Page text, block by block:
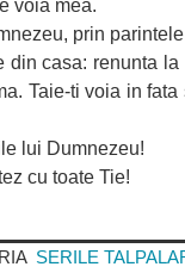
voia mea.
prin
din casa: renunta
Taie-ti voia in
lui Dumnezeu!
cu toate Tie!
SERILE